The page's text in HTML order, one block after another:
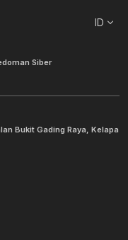
ID
Siber
Bukit Gading Raya, Kelapa